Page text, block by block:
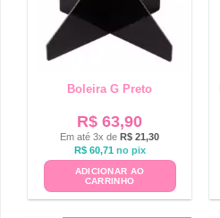
Boleira G Preto
R$ 63,90
Em até 3x de R$ 21,30
R$60,71 no pix
ADICIONAR AO
CARRINHO